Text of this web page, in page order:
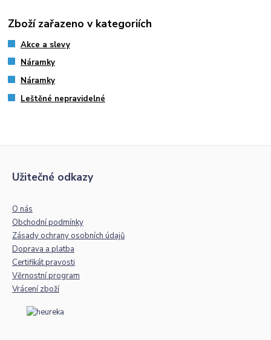
Zboží zařazeno v kategoriích
Akce a slevy
Náramky
Náramky
Leštěné nepravidelné
Užitečné odkazy
O nás
Obchodní podmínky
Zásady ochrany osobních údajů
Doprava a platba
Certifikát pravosti
Věrnostní program
Vrácení zboží